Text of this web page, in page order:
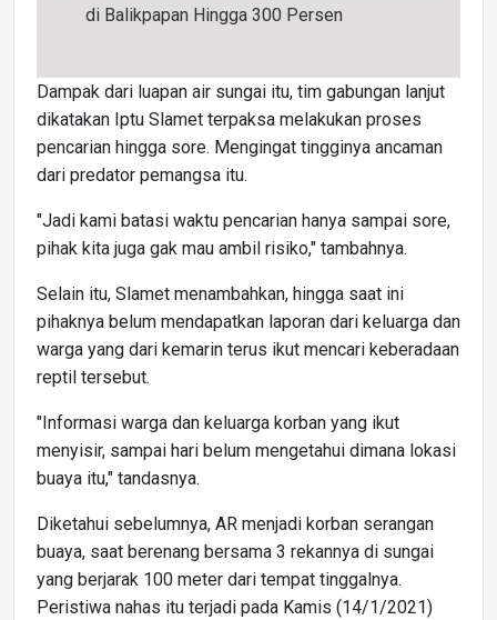
di Balikpapan Hingga 300 Persen
Dampak dari luapan air sungai itu, tim gabungan lanjut
dikatakan Iptu Slamet terpaksa melakukan proses
pencarian hingga sore. Mengingat tingginya ancaman
dari predator pemangsa itu.
"Jadi kami batasi waktu pencarian hanya sampai sore,
pihak kita juga gak mau ambil risiko," tambahnya.
Selain itu, Slamet menambahkan, hingga saat ini
pihaknya belum mendapatkan laporan dari keluarga dan
warga yang dari kemarin terus ikut mencari keberadaan
reptil tersebut.
"Informasi warga dan keluarga korban yang ikut
menyisir, sampai hari belum mengetahui dimana lokasi
buaya itu," tandasnya.
Diketahui sebelumnya, AR menjadi korban serangan
buaya, saat berenang bersama 3 rekannya di sungai
yang berjarak 100 meter dari tempat tinggalnya.
Peristiwa nahas itu terjadi pada Kamis (14/1/2021)